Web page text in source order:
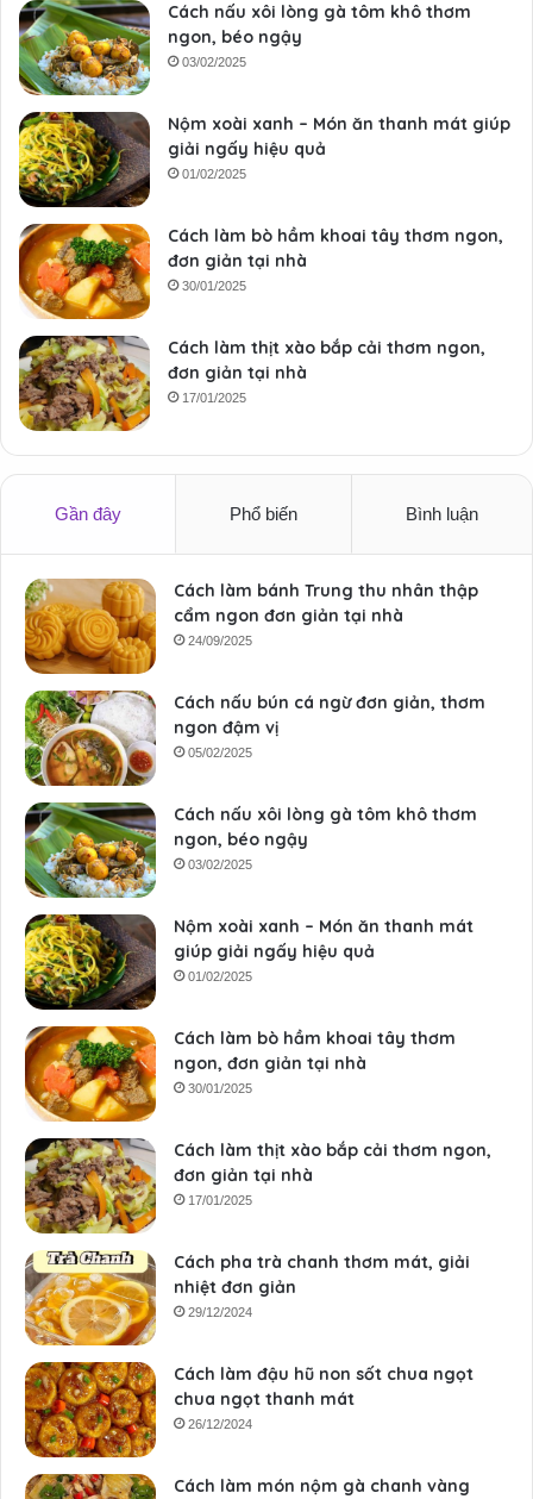
Cách nấu xôi lòng gà tôm khô thơm
ngon, béo ngậy
03/02/2025
Nộm xoài xanh – Món ăn thanh mát giúp
giải ngấy hiệu quả
01/02/2025
Cách làm bò hầm khoai tây thơm ngon,
đơn giản tại nhà
30/01/2025
Cách làm thịt xào bắp cải thơm ngon,
đơn giản tại nhà
17/01/2025
Gần đây Phổ biến Bình luận
Cách làm bánh Trung thu nhân thập
cẩm ngon đơn giản tại nhà
24/09/2025
Cách nấu bún cá ngừ đơn giản, thơm
ngon đậm vị
05/02/2025
Cách nấu xôi lòng gà tôm khô thơm
ngon, béo ngậy
03/02/2025
Nộm xoài xanh – Món ăn thanh mát
giúp giải ngấy hiệu quả
01/02/2025
Cách làm bò hầm khoai tây thơm
ngon, đơn giản tại nhà
30/01/2025
Cách làm thịt xào bắp cải thơm ngon,
đơn giản tại nhà
17/01/2025
Cách pha trà chanh thơm mát, giải
nhiệt đơn giản
29/12/2024
Cách làm đậu hũ non sốt chua ngọt
chua ngọt thanh mát
26/12/2024
Cách làm món nộm gà chanh vàng